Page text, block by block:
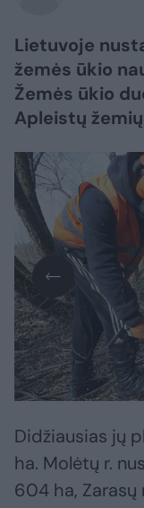
Lietuvoje
žemės ūkio
Žemės ūkio
Apleistų
Didžiausias jų
ha. Molėtų r.
604 ha, Zarasų